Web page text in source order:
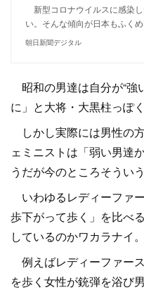
新型コロナウイルスに感染
い。そんな傾向が日本もふく
朝日新聞デジタル
昭和の男達は自分が“強
に」と大将・大黒柱っぽ
しかし実際には男性の
ェミニストは「弱い男達
うだが今のところそうい
いわゆるレディーファ
歩下がって歩く」を比べ
しているのかワカラナイ。
例えばレディーファー
を歩く女性が銃弾を浴び